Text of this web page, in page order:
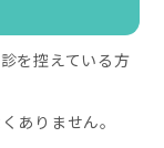
を控えている方
ありません。